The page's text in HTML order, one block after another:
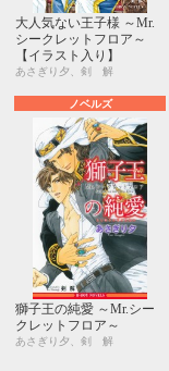
大人気ない王子様 ～Mr.
シークレットフロア～
【イラスト入り】
あさぎり夕、剣 解
ノベルズ
獅子王の純愛 ～Mr.シー
クレットフロア～
あさぎり夕、剣 解